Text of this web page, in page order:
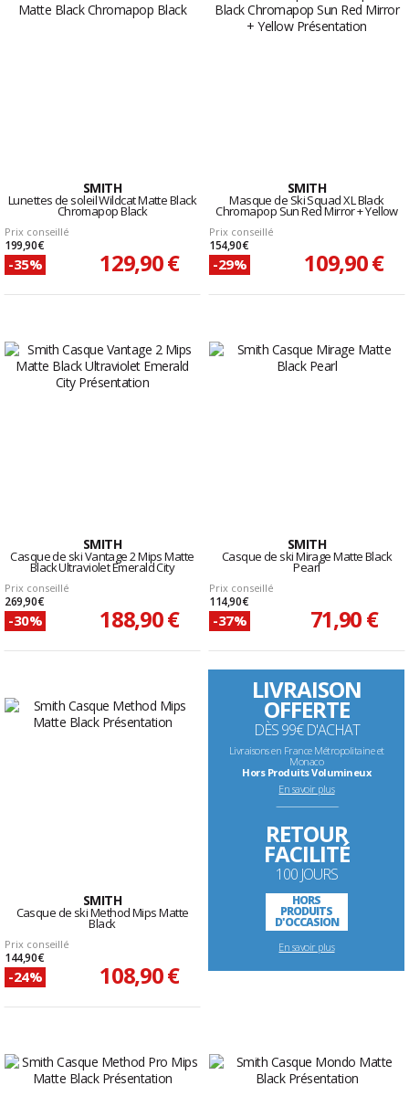
SMITH
Lunettes de soleil Wildcat Matte Black
Chromapop Black
Prix conseillé
199,90 €
-35% 129,90 €
SMITH
Masque de Ski Squad XL Black
Chromapop Sun Red Mirror + Yellow
Prix conseillé
154,90 €
-29% 109,90 €
SMITH
Casque de ski Vantage 2 Mips Matte
Black Ultraviolet Emerald City
Prix conseillé
269,90 €
-30% 188,90 €
SMITH
Casque de ski Mirage Matte Black
Pearl
Prix conseillé
114,90 €
-37% 71,90 €
SMITH
Casque de ski Method Mips Matte
Black
Prix conseillé
144,90 €
-24% 108,90 €
LIVRAISON
OFFERTE
DÈS 99€ D'ACHAT
Livraisons en France Métropolitaine et
Monaco
Hors Produits Volumineux
En savoir plus
--------------------------------------------------------------------
RETOUR
FACILITÉ
100 JOURS
HORS
PRODUITS
D'OCCASION
En savoir plus